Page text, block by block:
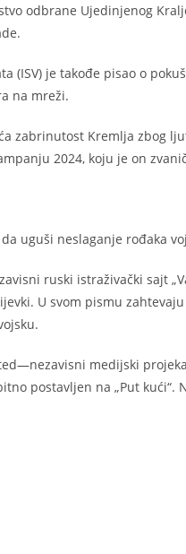
odbrane Ujedinjenog
(ISV) je takođe pisao o
na mreži.
zabrinutost Kremlja zbog
2024, koju je on
uguši neslaganje rođaka
ruski istraživački sajt
U svom pismu
medijski
postavljen na „Put